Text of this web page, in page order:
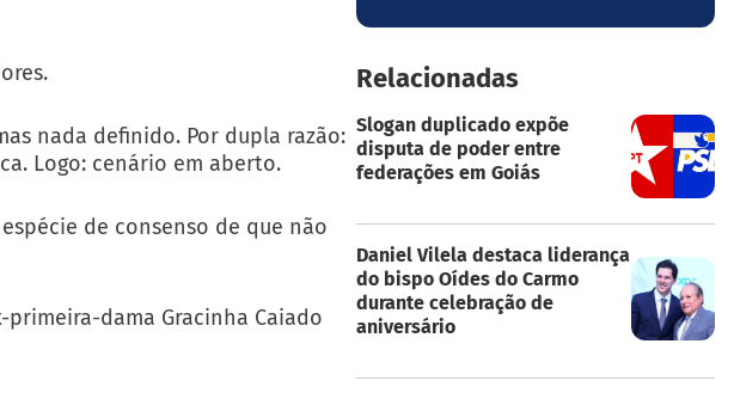
nada definido. Por dupla razão:
Logo: cenário em aberto.
de consenso de que não
dama Gracinha Caiado
Relacionadas
Slogan duplicado expõe
disputa de poder entre
federações em Goiás
Daniel Vilela destaca liderança
do bispo Oídes do Carmo
durante celebração de
aniversário